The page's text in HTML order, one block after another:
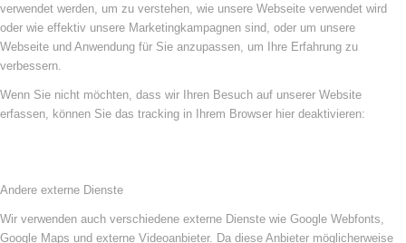
verwendet werden, um zu verstehen, wie unsere Webseite verwendet wird
oder wie effektiv unsere Marketingkampagnen sind, oder um unsere
Webseite und Anwendung für Sie anzupassen, um Ihre Erfahrung zu
verbessern.
Wenn Sie nicht möchten, dass wir Ihren Besuch auf unserer Website
erfassen, können Sie das tracking in Ihrem Browser hier deaktivieren:
Andere externe Dienste
Wir verwenden auch verschiedene externe Dienste wie Google Webfonts,
Google Maps und externe Videoanbieter. Da diese Anbieter möglicherweise